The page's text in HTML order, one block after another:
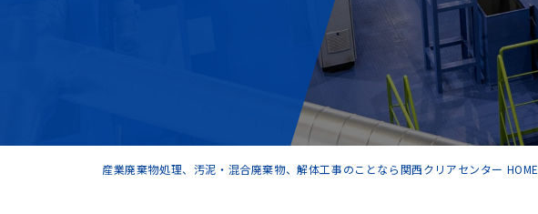
産業廃棄物処理、汚泥・混合廃棄物、解体工事のことなら関西クリアセンター HOME